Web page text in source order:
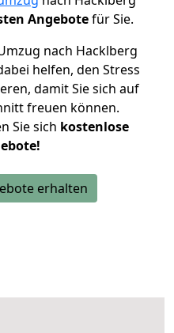
Angebotefür Sie.
nach Hacklberg
helfen, den Stress
damit Sie sich auf
freuen können.
Sie sich kostenlose
erhalten